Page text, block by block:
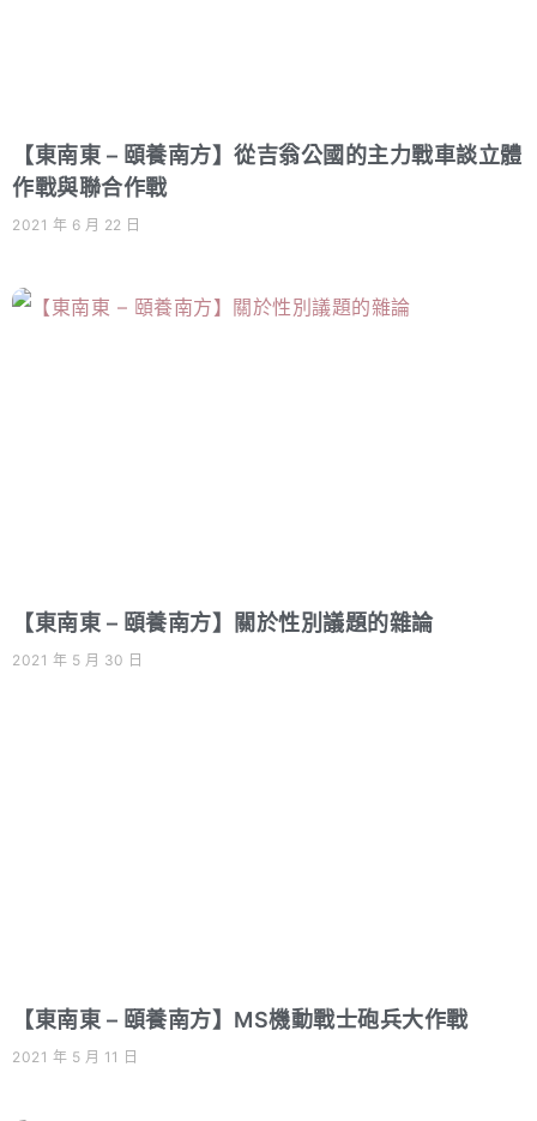
【東南東 – 頤養南方】從吉翁公國的主力戰車談立體
作戰與聯合作戰
2021 年 6 月 22 日
【東南東 – 頤養南方】關於性別議題的雜論
2021 年 5 月 30 日
【東南東 – 頤養南方】MS機動戰士砲兵大作戰
2021 年 5 月 11 日